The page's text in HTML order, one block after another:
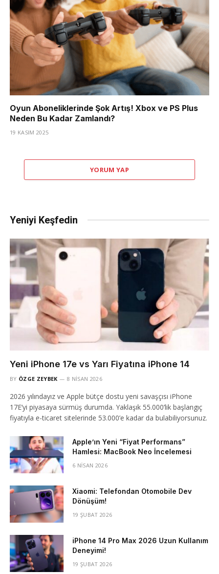
Oyun Aboneliklerinde Şok Artış! Xbox ve PS Plus
Neden Bu Kadar Zamlandı?
19 KASIM 2025
YORUM YAP
Yeniyi Keşfedin
Yeni iPhone 17e vs Yarı Fiyatına iPhone 14
BY ÖZGE ZEYBEK 8 NISAN 2026
2026 yılındayız ve Apple bütçe dostu yeni savaşçısı iPhone
17E’yi piyasaya sürmüş durumda. Yaklaşık 55.000’lik başlangıç
fiyatıyla e-ticaret sitelerinde 53.000’e kadar da bulabiliyorsunuz.
Apple’ın Yeni “Fiyat Performans”
Hamlesi: MacBook Neo İncelemesi
6 NISAN 2026
Xiaomi: Telefondan Otomobile Dev
Dönüşüm!
19 ŞUBAT 2026
iPhone 14 Pro Max 2026 Uzun Kullanım
Deneyimi!
19 ŞUBAT 2026